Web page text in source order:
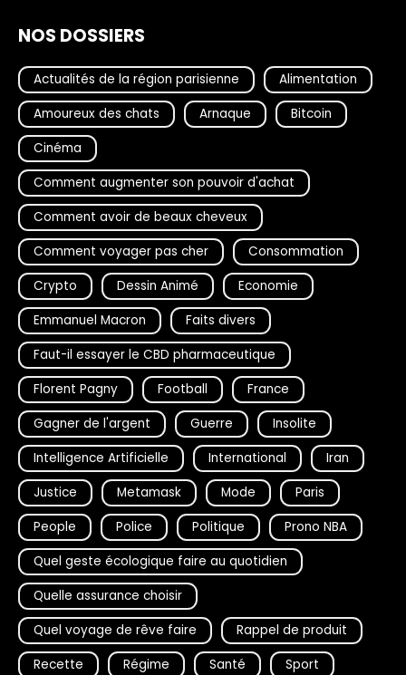
NOS DOSSIERS
Actualités de la région parisienne
Alimentation
Amoureux des chats
Arnaque
Bitcoin
Cinéma
Comment augmenter son pouvoir d'achat
Comment avoir de beaux cheveux
Comment voyager pas cher
Consommation
Crypto
Dessin Animé
Economie
Emmanuel Macron
Faits divers
Faut-il essayer le CBD pharmaceutique
Florent Pagny
Football
France
Gagner de l'argent
Guerre
Insolite
Intelligence Artificielle
International
Iran
Justice
Metamask Mode
Paris
People
Police Politique
Prono NBA
Quel geste écologique faire au quotidien
Quelle assurance choisir
Quel voyage de rêve faire
Rappel de produit
Recette
Régime Santé Sport